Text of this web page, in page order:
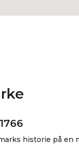
historie på en